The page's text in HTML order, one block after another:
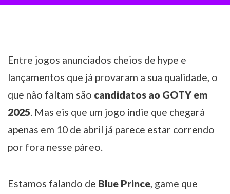
Entre jogos anunciados cheios de hype e
lançamentos que já provaram a sua qualidade, o
que não faltam são candidatos ao GOTY em
2025 . Mas eis que um jogo indie que chegará
apenas em 10 de abril já parece estar correndo
por fora nesse páreo.
Estamos falando de Blue Prince, game que